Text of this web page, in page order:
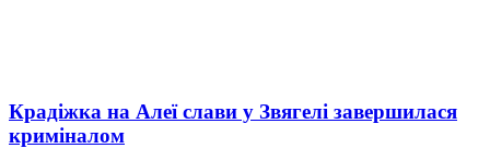
Крадіжка на Алеї слави у Звягелі завершилася
криміналом